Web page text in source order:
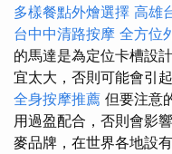
多樣餐點外燴選擇 高雄
台中中清路按摩 全方位
的馬達是為定位卡槽設
宜太大，否則可能會引
全身按摩推薦 但要注意
用過盈配合，否則會影
麥品牌，在世界各地設